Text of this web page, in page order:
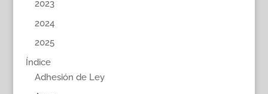
2023
2024
2025
Índice
Adhesión de Ley